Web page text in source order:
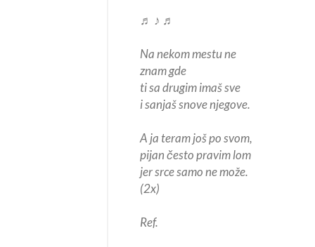
♬ ♪ ♬
Na nekom mestu ne
znam gde
ti sa drugim imaš sve
i sanjaš snove njegove.
A ja teram još po svom,
pijan često pravim lom
jer srce samo ne može.
(2x)
Ref.